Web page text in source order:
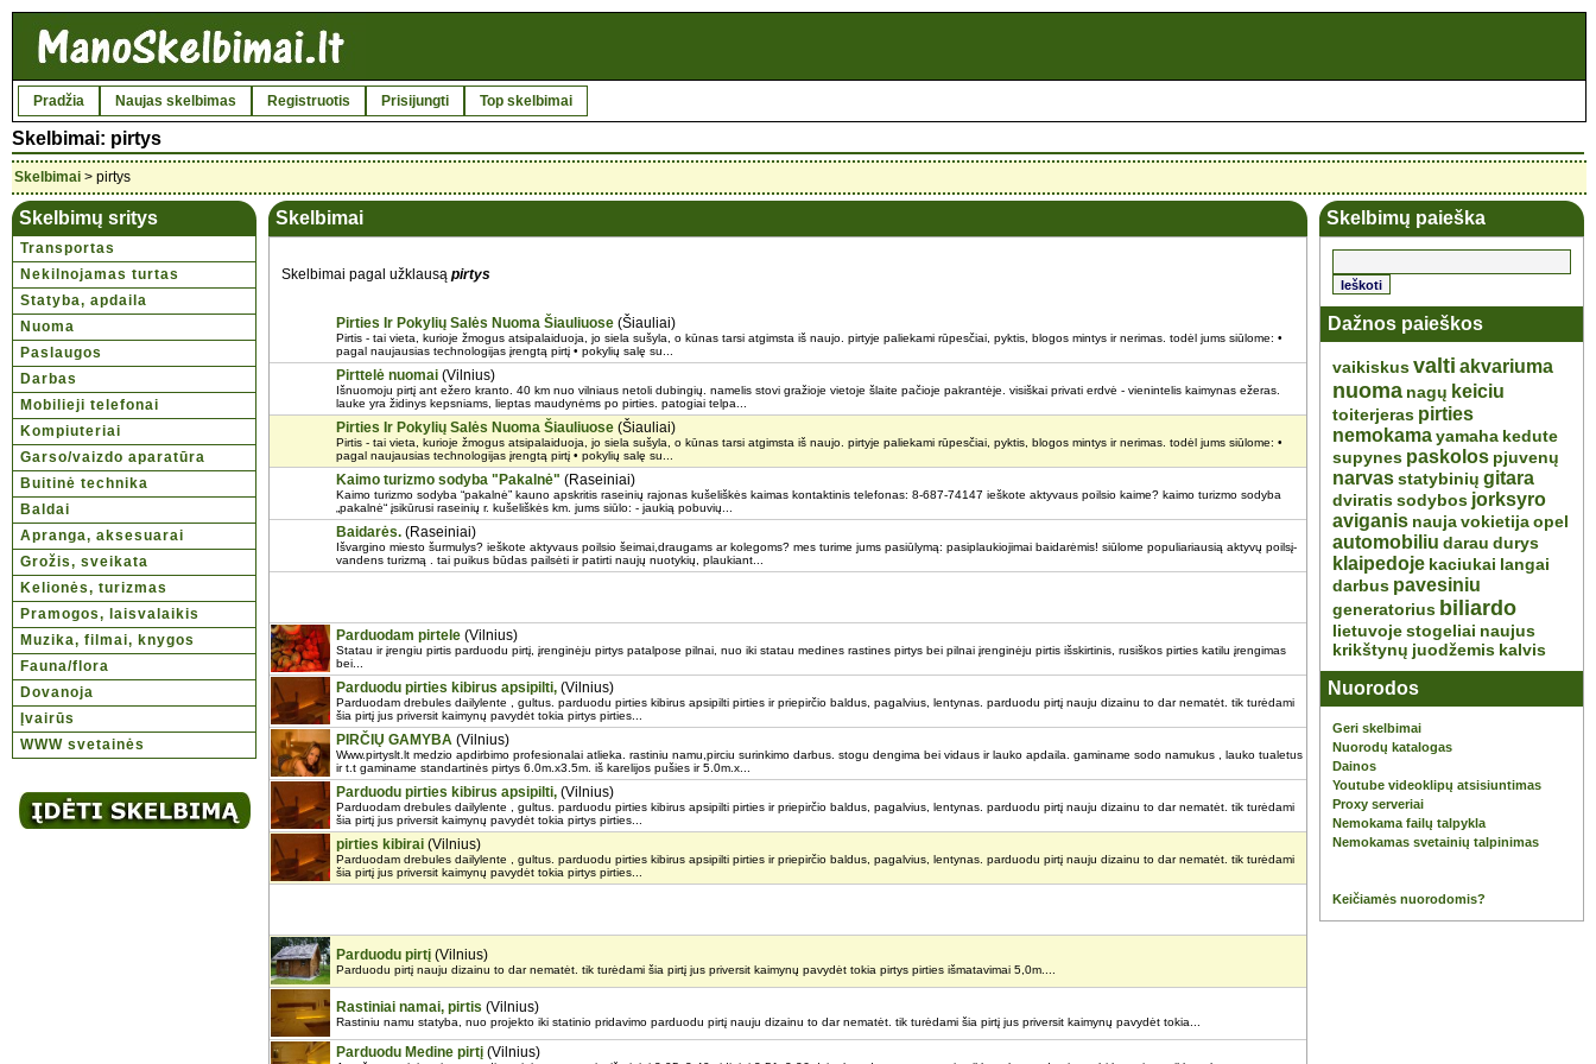
Pradžia Naujas skelbimas Registruotis Prisijungti Top skelbimai
Skelbimai: pirtys
Skelbimai > pirtys
Skelbimų sritys
Transportas
Nekilnojamas turtas
Statyba, apdaila
Nuoma
Paslaugos
Darbas
Mobilieji telefonai
Kompiuteriai
Garso/vaizdo aparatūra
Buitinė technika
Baldai
Apranga, aksesuarai
Grožis, sveikata
Kelionės, turizmas
Pramogos, laisvalaikis
Muzika, filmai, knygos
Fauna/flora
Dovanoja
Įvairūs
WWW svetainės
Skelbimai
Skelbimai pagal užklausą pirtys
Pirties Ir Pokylių Salės Nuoma Šiauliuose (Šiauliai)
Pirtis - tai vieta, kurioje žmogus atsipalaiduoja, jo siela sušyla, o kūnas tarsi atgimsta iš naujo. pirtyje paliekami rūpesčiai, pyktis, blogos mintys ir nerimas. todėl jums siūlome: •
pagal naujausias technologijas įrengtą pirtį • pokylių salę su...
Pirttelė nuomai (Vilnius)
Išnuomoju pirtį ant ežero kranto. 40 km nuo vilniaus netoli dubingių. namelis stovi gražioje vietoje šlaite pačioje pakrantėje. visiškai privati erdvė - vienintelis kaimynas ežeras.
lauke yra židinys kepsniams, lieptas maudynėms po pirties. patogiai telpa...
Pirties Ir Pokylių Salės Nuoma Šiauliuose (Šiauliai)
Pirtis - tai vieta, kurioje žmogus atsipalaiduoja, jo siela sušyla, o kūnas tarsi atgimsta iš naujo. pirtyje paliekami rūpesčiai, pyktis, blogos mintys ir nerimas. todėl jums siūlome: •
pagal naujausias technologijas įrengtą pirtį • pokylių salę su...
Kaimo turizmo sodyba "Pakalnė" (Raseiniai)
Kaimo turizmo sodyba “pakalnė” kauno apskritis raseinių rajonas kušeliškės kaimas kontaktinis telefonas: 8-687-74147 ieškote aktyvaus poilsio kaime? kaimo turizmo sodyba
„pakalnė“ įsikūrusi raseinių r. kušeliškės km. jums siūlo: - jaukią pobuvių...
Baidarės. (Raseiniai)
Išvargino miesto šurmulys? ieškote aktyvaus poilsio šeimai,draugams ar kolegoms? mes turime jums pasiūlymą: pasiplaukiojimai baidarėmis! siūlome populiariausią aktyvų poilsį-
vandens turizmą . tai puikus būdas pailsėti ir patirti naujų nuotykių, plaukiant...
Parduodam pirtele (Vilnius)
Statau ir įrengiu pirtis parduodu pirtį, įrenginėju pirtys patalpose pilnai, nuo iki statau medines rastines pirtys bei pilnai įrenginėju pirtis išskirtinis, rusiškos pirties katilu įrengimas
bei...
Parduodu pirties kibirus apsipilti, (Vilnius)
Parduodam drebules dailylente , gultus. parduodu pirties kibirus apsipilti pirties ir priepirčio baldus, pagalvius, lentynas. parduodu pirtį nauju dizainu to dar nematėt. tik turėdami
šia pirtį jus priversit kaimynų pavydėt tokia pirtys pirties...
PIRČIŲ GAMYBA (Vilnius)
Www.pirtyslt.lt medzio apdirbimo profesionalai atlieka. rastiniu namu,pirciu surinkimo darbus. stogu dengima bei vidaus ir lauko apdaila. gaminame sodo namukus , lauko tualetus
ir t.t gaminame standartinės pirtys 6.0m.x3.5m. iš karelijos pušies ir 5.0m.x...
Parduodu pirties kibirus apsipilti, (Vilnius)
Parduodam drebules dailylente , gultus. parduodu pirties kibirus apsipilti pirties ir priepirčio baldus, pagalvius, lentynas. parduodu pirtį nauju dizainu to dar nematėt. tik turėdami
šia pirtį jus priversit kaimynų pavydėt tokia pirtys pirties...
pirties kibirai (Vilnius)
Parduodam drebules dailylente , gultus. parduodu pirties kibirus apsipilti pirties ir priepirčio baldus, pagalvius, lentynas. parduodu pirtį nauju dizainu to dar nematėt. tik turėdami
šia pirtį jus priversit kaimynų pavydėt tokia pirtys pirties...
Parduodu pirtį (Vilnius)
Parduodu pirtį nauju dizainu to dar nematėt. tik turėdami šia pirtį jus priversit kaimynų pavydėt tokia pirtys pirties išmatavimai 5,0m....
Rastiniai namai, pirtis (Vilnius)
Rastiniu namu statyba, nuo projekto iki statinio pridavimo parduodu pirtį nauju dizainu to dar nematėt. tik turėdami šia pirtį jus priversit kaimynų pavydėt tokia...
Parduodu Medine pirtį (Vilnius)
Skelbimų paieška
Dažnos paieškos
vaikiskusvalti akvariuma
nuoma nagų keiciu
toiterjeras pirties
nemokamayamaha kedute
supynes paskolos pjuvenų
narvasstatybinių gitara
dviratissodybos jorksyro
aviganis naujavokietijaopel
automobiliu darau durys
klaipedoje kaciukai langai
darbus pavesiniu
generatorius biliardo
lietuvojestogeliai naujus
krikštynų juodžemis kalvis
Nuorodos
Geri skelbimai
Nuorodų katalogas
Dainos
Youtube videoklipų atsisiuntimas
Proxy serveriai
Nemokama failų talpykla
Nemokamas svetainių talpinimas
Keičiamės nuorodomis?